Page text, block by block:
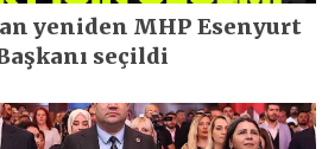
yeniden MHP Esenyurt
seçildi